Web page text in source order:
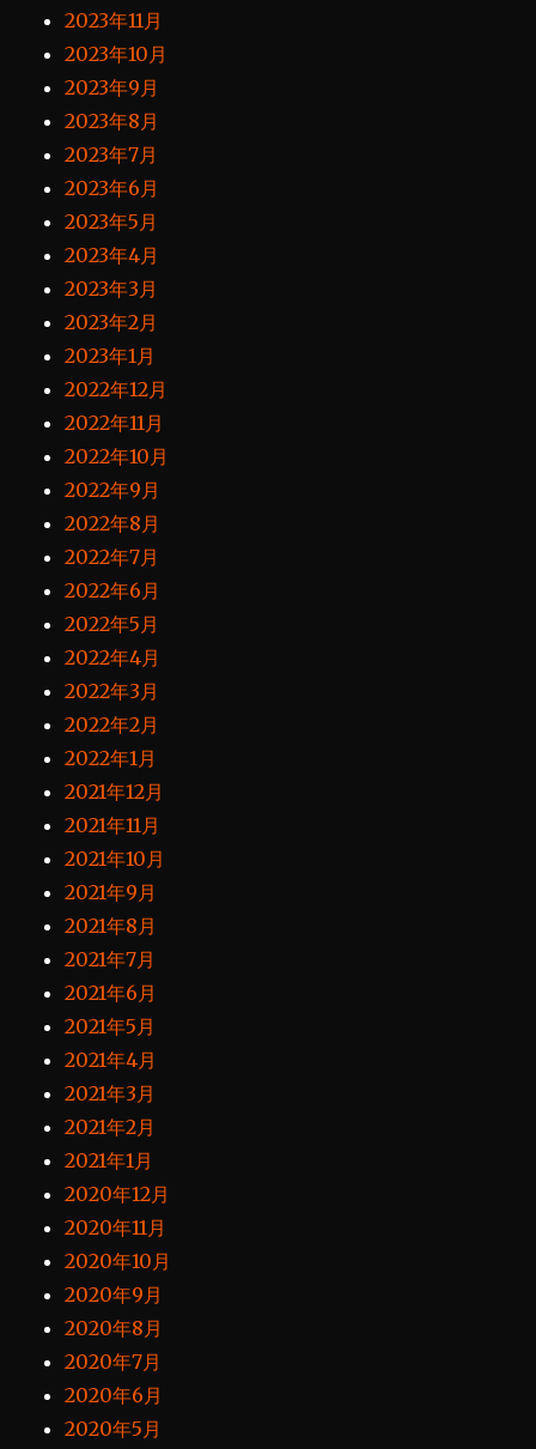
2023年11月
2023年10月
2023年9月
2023年8月
2023年7月
2023年6月
2023年5月
2023年4月
2023年3月
2023年2月
2023年1月
2022年12月
2022年11月
2022年10月
2022年9月
2022年8月
2022年7月
2022年6月
2022年5月
2022年4月
2022年3月
2022年2月
2022年1月
2021年12月
2021年11月
2021年10月
2021年9月
2021年8月
2021年7月
2021年6月
2021年5月
2021年4月
2021年3月
2021年2月
2021年1月
2020年12月
2020年11月
2020年10月
2020年9月
2020年8月
2020年7月
2020年6月
2020年5月